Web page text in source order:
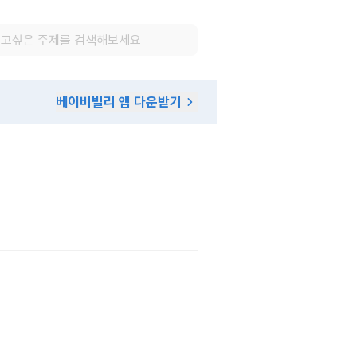
베이비빌리 앱 다운받기